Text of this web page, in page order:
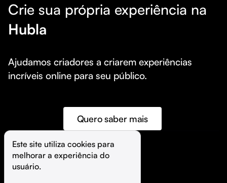
Crie sua própria experiência na
Hubla
Ajudamos criadores a criarem experiências
incríveis online para seu público.
Quero saber mais
©️ Hubla Tecnologia Ltda • 2026
Este site utiliza cookies para
melhorar a experiência do
usuário.